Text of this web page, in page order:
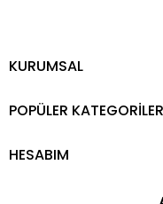
askılı formlar gibi farklı
detaylar tercih edin, ekru
karşılayacak seçenekler
Ekru Uzun Elbise
KURUMSAL
POPÜLER KATEGORİLER
HESABIM